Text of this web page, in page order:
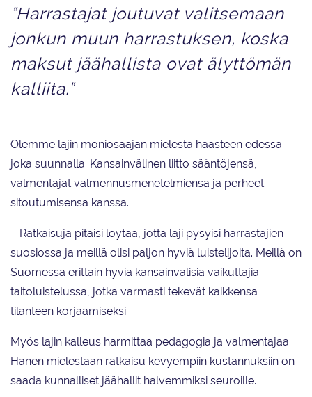
”Harrastajat joutuvat valitsemaan
jonkun muun harrastuksen, koska
maksut jäähallista ovat älyttömän
kalliita.”
Olemme lajin moniosaajan mielestä haasteen edessä
joka suunnalla. Kansainvälinen liitto sääntöjensä,
valmentajat valmennusmenetelmiensä ja perheet
sitoutumisensa kanssa.
– Ratkaisuja pitäisi löytää, jotta laji pysyisi harrastajien
suosiossa ja meillä olisi paljon hyviä luistelijoita. Meillä on
Suomessa erittäin hyviä kansainvälisiä vaikuttajia
taitoluistelussa, jotka varmasti tekevät kaikkensa
tilanteen korjaamiseksi.
Myös lajin kalleus harmittaa pedagogia ja valmentajaa.
Hänen mielestään ratkaisu kevyempiin kustannuksiin on
saada kunnalliset jäähallit halvemmiksi seuroille.